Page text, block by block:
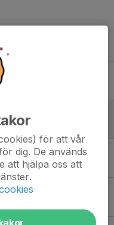
för att vår
dig. De används
att hjälpa oss att